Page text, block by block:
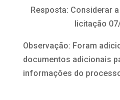
Resposta: Considerar
licitação
Observação: Foram
documentos adicionais
informações do